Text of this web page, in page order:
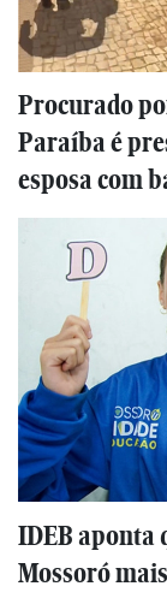
Procurado
Paraíba é
esposa com
IDEB aponta
Mossoró